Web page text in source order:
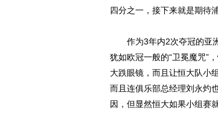
四分之一，接下来就是期待
作为3年内2次夺冠的亚洲
犹如欧冠一般的“卫冕魔咒”
大跌眼镜，而且让恒大队小
而且连俱乐部总经理刘永灼
因，但显然恒大如果小组赛